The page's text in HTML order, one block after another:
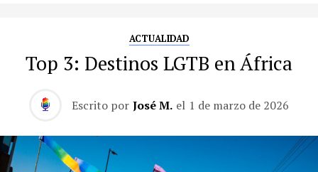
ACTUALIDAD
Top 3: Destinos LGTB en África
Escrito por José M. el 1 de marzo de 2026